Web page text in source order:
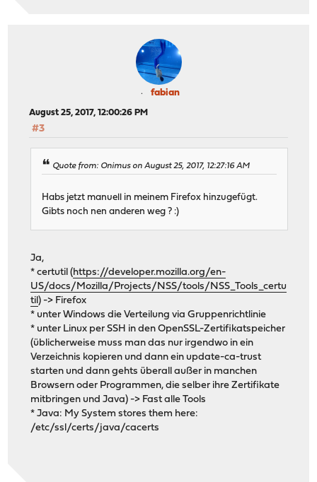
fabian
August 25, 2017, 12:00:26 PM
#3
Quote from: Onimus on August 25, 2017, 12:27:16 AM
Habs jetzt manuell in meinem Firefox hinzugefügt.
Gibts noch nen anderen weg ? :)
Ja,
* certutil (https://developer.mozilla.org/en-
US/docs/Mozilla/Projects/NSS/tools/NSS_Tools_certu
til) -> Firefox
* unter Windows die Verteilung via Gruppenrichtlinie
* unter Linux per SSH in den OpenSSL-Zertifikatspeicher
(üblicherweise muss man das nur irgendwo in ein
Verzeichnis kopieren und dann ein update-ca-trust
starten und dann gehts überall außer in manchen
Browsern oder Programmen, die selber ihre Zertifikate
mitbringen und Java) -> Fast alle Tools
* Java: My System stores them here:
/etc/ssl/certs/java/cacerts